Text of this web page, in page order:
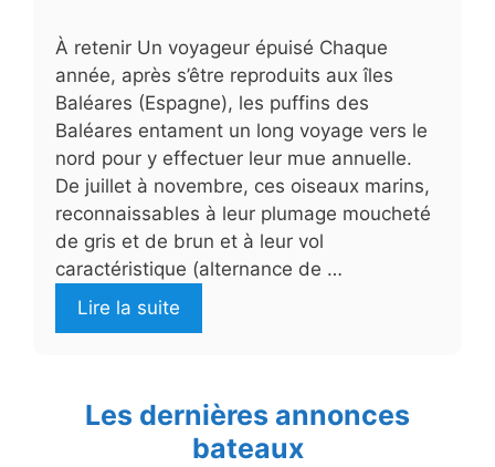
À retenir Un voyageur épuisé Chaque
année, après s’être reproduits aux îles
Baléares (Espagne), les puffins des
Baléares entament un long voyage vers le
nord pour y effectuer leur mue annuelle.
De juillet à novembre, ces oiseaux marins,
reconnaissables à leur plumage moucheté
de gris et de brun et à leur vol
caractéristique (alternance de …
Lire la suite
Les dernières annonces
bateaux